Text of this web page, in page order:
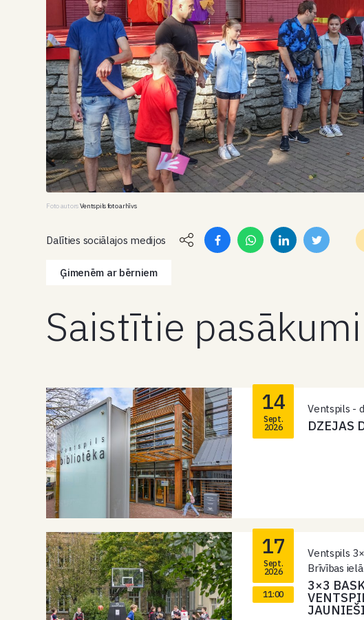
Foto autorsVentspils foto arhīvs
Dalīties sociālajos medijos
Ģimenēm ar bērniem
Saistītie pasākumi
14
Sept.
2026
Ventspils -
DZEJAS
17
Sept.
2026
11:00
Ventspils
Brīvības
3×3